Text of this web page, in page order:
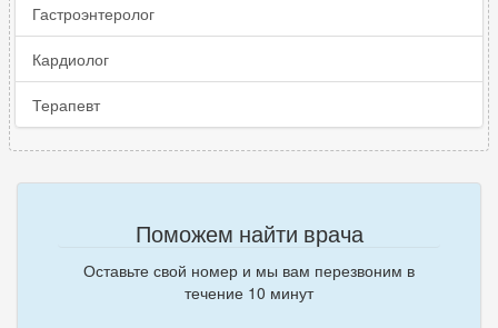
Гастроэнтеролог
Кардиолог
Терапевт
Поможем найти врача
Оставьте свой номер и мы вам перезвоним в
течение 10 минут